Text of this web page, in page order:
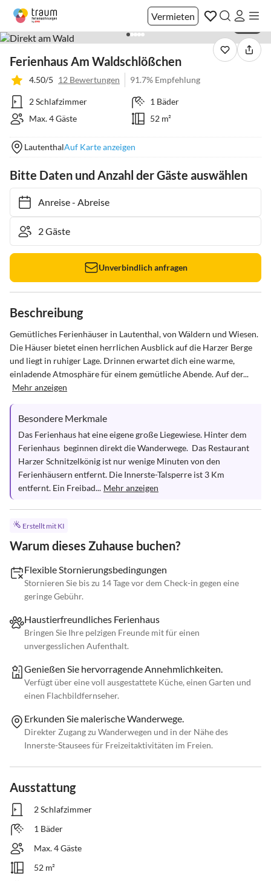
Vermieten
Ferienhaus Am Waldschlößchen
4.50/5 12 Bewertungen 91.7% Empfehlung
2 Schlafzimmer
1 Bäder
Max. 4 Gäste
52 m²
LautenthalAuf Karte anzeigen
Bitte Daten und Anzahl der Gäste auswählen
Anreise- Abreise
Unverbindlich anfragen
Beschreibung
Gemütliches Ferienhäuser in Lautenthal, von Wäldern und Wiesen.
Die Häuser bietet einen herrlichen Ausblick auf die Harzer Berge
und liegt in ruhiger Lage. Drinnen erwartet dich eine warme,
einladende Atmosphäre für einem gemütliche Abende. Auf der...
Mehr anzeigen
Besondere Merkmale
Das Ferienhaus hat eine eigene große Liegewiese. Hinter dem
Ferienhaus  beginnen direkt die Wanderwege.  Das Restaurant
Harzer Schnitzelkönig ist nur wenige Minuten von den
Ferienhäusern entfernt. Die Innerste-Talsperre ist 3 Km
entfernt. Ein Freibad... Mehr anzeigen
Erstellt mit KI
Warum dieses Zuhause buchen?
Flexible Stornierungsbedingungen
Stornieren Sie bis zu 14 Tage vor dem Check-in gegen eine
geringe Gebühr.
Haustierfreundliches Ferienhaus
Bringen Sie Ihre pelzigen Freunde mit für einen
unvergesslichen Aufenthalt.
Genießen Sie hervorragende Annehmlichkeiten.
Verfügt über eine voll ausgestattete Küche, einen Garten und
einen Flachbildfernseher.
Erkunden Sie malerische Wanderwege.
Direkter Zugang zu Wanderwegen und in der Nähe des
Innerste-Stausees für Freizeitaktivitäten im Freien.
Ausstattung
2 Schlafzimmer
1 Bäder
Max. 4 Gäste
52 m²